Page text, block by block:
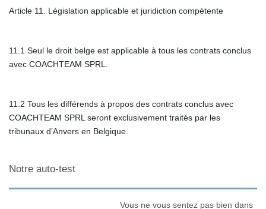
Article 11. Législation applicable et juridiction compétente
11.1 Seul le droit belge est applicable à tous les contrats conclus
avec COACHTEAM SPRL.
11.2 Tous les différends à propos des contrats conclus avec
COACHTEAM SPRL seront exclusivement traités par les
tribunaux d’Anvers en Belgique.
Notre auto-test
Vous ne vous sentez pas bien dans